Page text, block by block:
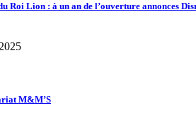
Lion : à un an de l’ouverture annonces
M&M’S